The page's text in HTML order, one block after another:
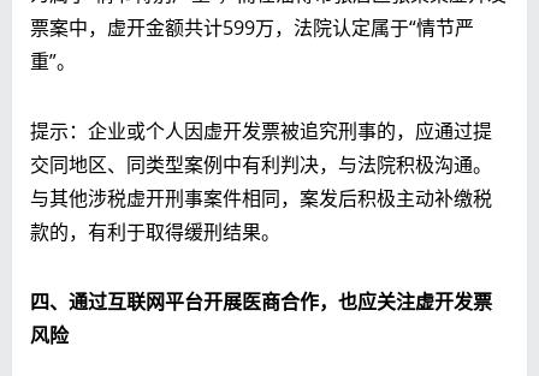
票案中，虚开金额共计599万，法院认定属于“情节严
重”。
提示：企业或个人因虚开发票被追究刑事的，应通过提
交同地区、同类型案例中有利判决，与法院积极沟通。
与其他涉税虚开刑事案件相同，案发后积极主动补缴税
款的，有利于取得缓刑结果。
四、通过互联网平台开展医商合作，也应关注虚开发票
风险